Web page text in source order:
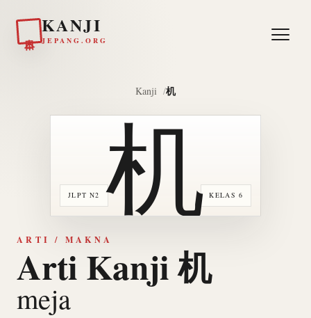
KANJI
JEPANG.ORG
Kanji 机
JLPT N2 KELAS 6
机
ARTI / MAKNA
Arti Kanji 机
meja